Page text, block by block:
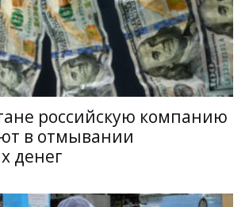
российскую компанию
в отмывании
денег